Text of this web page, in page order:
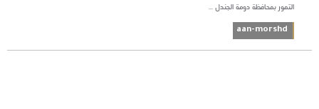
التمور بمحافظة دومة الجندل ...
aan-morshd